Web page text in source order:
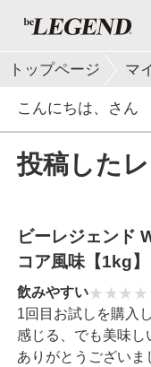
トップページ マ
こんにちは、 さん
投稿した
ビーレジェンド
コア風味【1kg
飲みやすい
1回目お試しを購入
感じる、でも美味し
ありがとうございま